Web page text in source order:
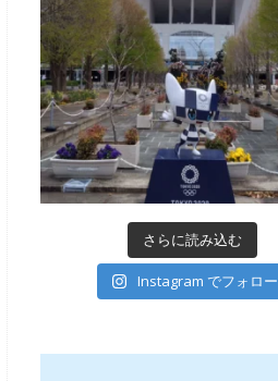
さらに読み込む
Instagram でフォロー